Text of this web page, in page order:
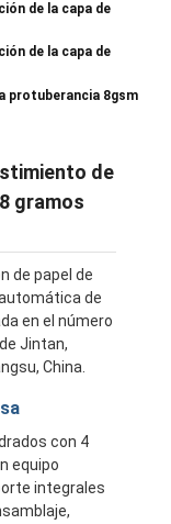
de la capa de
de la capa de
protuberancia 8gsm
de
gramos
de papel de
de
en el número
Jintan,
China.
con 4
equipo
integrales